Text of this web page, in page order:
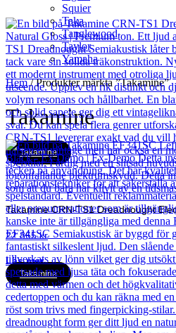
Squier
Taka
Tanglewood
Taylor
Yamaha
Hem/ Produkter märkta ”Takamine”
Takamine
Takamine
Takamine CRN-TS1 Dreadnought
22 865kr
Läs mer
Takamine